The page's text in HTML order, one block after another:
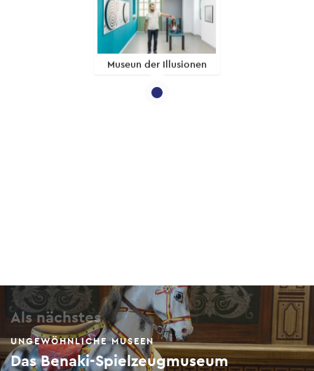
Museun der Illusionen
Als nächstes
UNGEWÖHNLICHE MUSEEN
Das Benaki-Spielzeugmuseum